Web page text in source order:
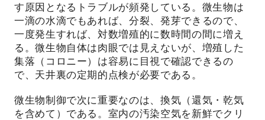
す原因となるトラブルが頻発している。微生物は
一滴の水滴でもあれば、分裂、発芽できるので、
一度発生すれば、対数増殖的に数時間の間に増え
る。微生物自体は肉眼では見えないが、増殖した
集落（コロニー）は容易に目視で確認できるの
で、天井裏の定期的点検が必要である。
微生物制御で次に重要なのは、換気（還気・乾気
を含めて）である。室内の汚染空気を新鮮でクリ